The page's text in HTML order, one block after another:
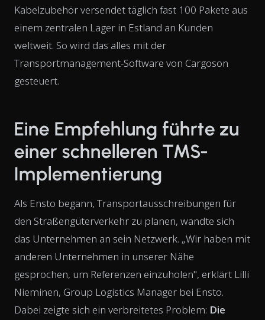
Kabelzubehör versendet täglich fast 100 Pakete aus
einem zentralen Lager in Estland an Kunden
weltweit. So wird das alles mit der
Transportmanagement-Software von Cargoson
gesteuert.
Eine Empfehlung führte zu
einer schnelleren TMS-
Implementierung
Als Ensto begann, Transportausschreibungen für
den Straßengüterverkehr zu planen, wandte sich
das Unternehmen an sein Netzwerk. „Wir haben mit
anderen Unternehmen in unserer Nähe
gesprochen, um Referenzen einzuholen", erklärt Lilli
Nieminen, Group Logistics Manager bei Ensto.
Dabei zeigte sich ein verbreitetes Problem: Die